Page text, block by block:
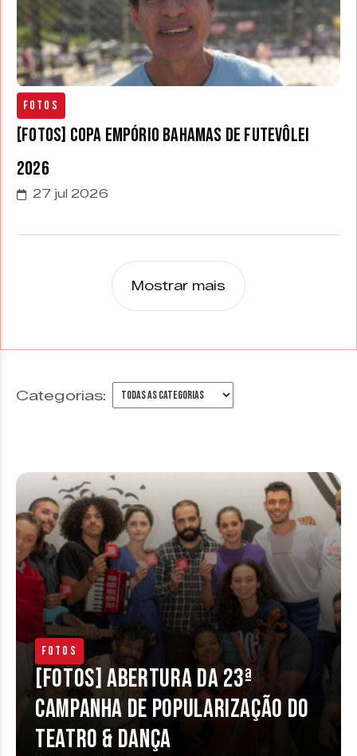
Fotos
[FOTOS] Copa Empório Bahamas de Futevôlei
2026
27 jul 2026
Mostrar mais
Categorias:
Fotos
[FOTOS] Abertura da 23ª
Campanha de Popularização do
Teatro & Dança